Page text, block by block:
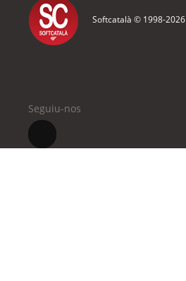
Softcatalà © 1998-2026
Seguiu-nos